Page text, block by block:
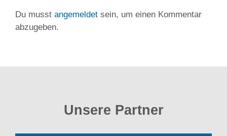
Du musst angemeldet sein, um einen Kommentar
abzugeben.
Unsere Partner